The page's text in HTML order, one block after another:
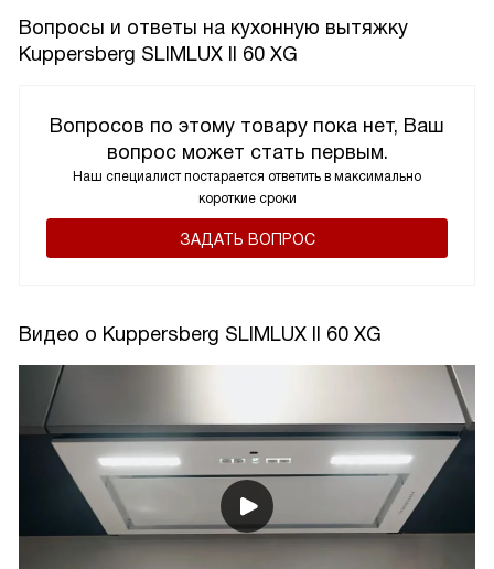
Вопросы и ответы на кухонную вытяжку
Kuppersberg SLIMLUX II 60 XG
Вопросов по этому товару пока нет, Ваш
вопрос может стать первым.
Наш специалист постарается ответить в максимально
короткие сроки
ЗАДАТЬ ВОПРОС
Видео о Kuppersberg SLIMLUX II 60 XG